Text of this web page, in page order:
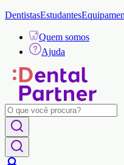
DentistasEstudantes
Quem somos
Ajuda